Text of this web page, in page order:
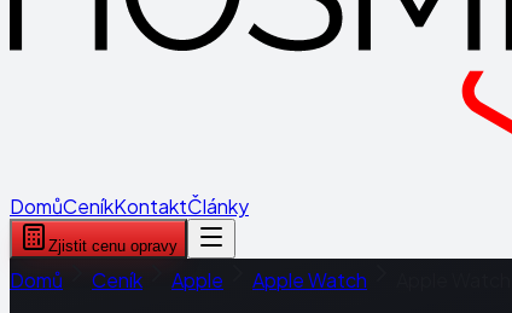
DomůCeníkKontaktČlánky
Zjistit cenu opravy
Domů Ceník Apple Apple Watch